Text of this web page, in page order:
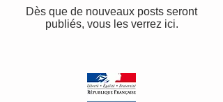
Dès que de nouveaux posts seront
publiés, vous les verrez ici.